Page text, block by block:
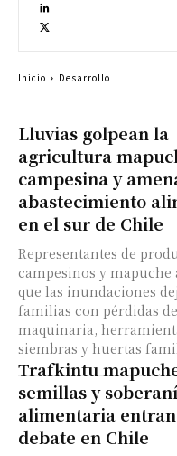
Lluvias golpean la
agricultura
campesina y
abastecimiento
en el sur de Chile
Representantes de
campesinos y mapuche
que las inundaciones
familias con pérdidas
maquinaria,
siembras y huertas
Trafkintu
semillas y
alimentaria
debate en Chile
Inicio Desarrollo